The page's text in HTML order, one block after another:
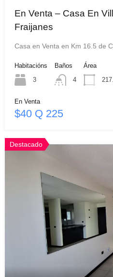
En Venta – Casa En
Fraijanes
Casa en Venta en Km 16.5 de
Habitacións
3
Baños
4
Área
En Venta
$40 Q 225
Destacado